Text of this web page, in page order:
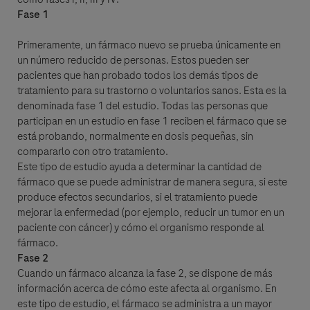
Fase 1
Primeramente, un fármaco nuevo se prueba únicamente en
un número reducido de personas. Estos pueden ser
pacientes que han probado todos los demás tipos de
tratamiento para su trastorno o voluntarios sanos. Esta es la
denominada fase 1 del estudio. Todas las personas que
participan en un estudio en fase 1 reciben el fármaco que se
está probando, normalmente en dosis pequeñas, sin
compararlo con otro tratamiento.
Este tipo de estudio ayuda a determinar la cantidad de
fármaco que se puede administrar de manera segura, si este
produce efectos secundarios, si el tratamiento puede
mejorar la enfermedad (por ejemplo, reducir un tumor en un
paciente con cáncer) y cómo el organismo responde al
fármaco.
Fase 2
Cuando un fármaco alcanza la fase 2, se dispone de más
información acerca de cómo este afecta al organismo. En
este tipo de estudio, el fármaco se administra a un mayor
I consent to my data being processed for the purpose of
Privacy Policy & Privacy Notice for Pharmacovigilance.
Aceptar y Enviar